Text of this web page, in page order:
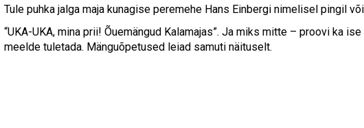
Tule puhka jalga maja kunagise peremehe Hans Einbergi nimelisel pingil
“UKA-UKA, mina prii! Õuemängud Kalamajas”. Ja miks mitte – proovi ka
meelde tuletada. Mänguõpetused leiad samuti näituselt.